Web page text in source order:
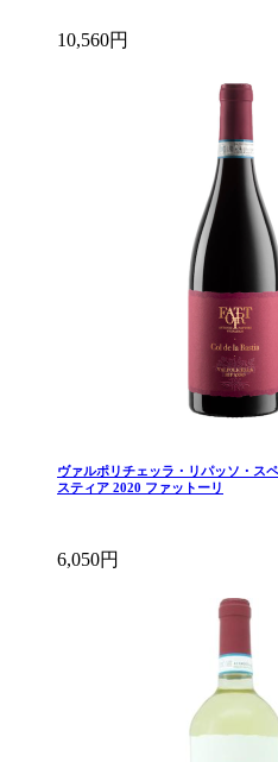
10,560円
ヴァルポリチェッラ・リパッソ・ス
スティア 2020 ファットーリ
6,050円